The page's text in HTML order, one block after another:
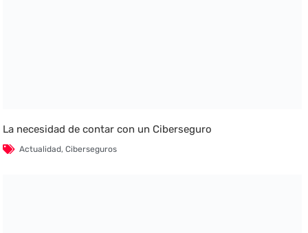
La necesidad de contar con un Ciberseguro
Actualidad,Ciberseguros